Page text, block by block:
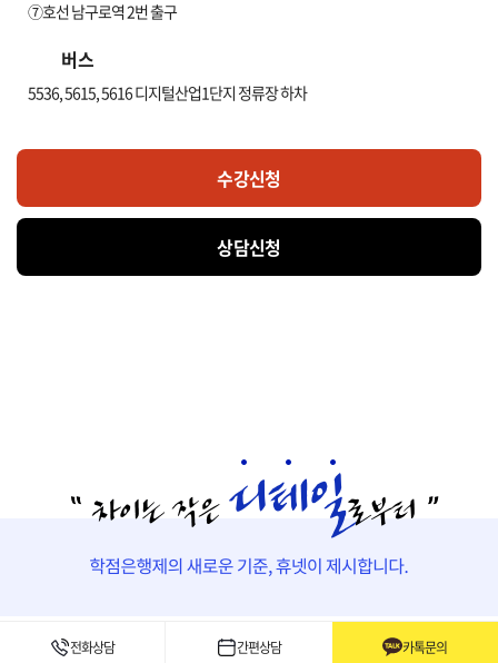
⑦호선 남구로역 2번 출구
버스
5536, 5615, 5616 디지털산업1단지 정류장 하차
수강신청
상담신청
실습수업
전화상담 간편상담 카톡문의